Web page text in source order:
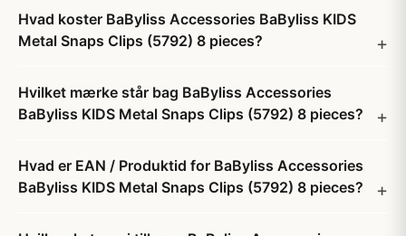
Hvad koster BaByliss Accessories BaByliss KIDS
Metal Snaps Clips (5792) 8 pieces?
Hvilket mærke står bag BaByliss Accessories
BaByliss KIDS Metal Snaps Clips (5792) 8 pieces?
Hvad er EAN / Produktid for BaByliss Accessories
BaByliss KIDS Metal Snaps Clips (5792) 8 pieces?